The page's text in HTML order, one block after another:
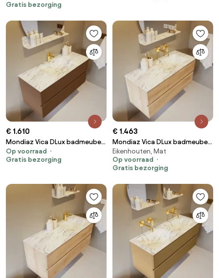
kraangat
Gratis bezorging
€ 1.610
Mondiaz Vica DLux badmeubel
110cm rust 2 lades met
wastafel glace midden 1
Op voorraad
Gratis bezorging
€ 1.463
Mondiaz Vica DLux badmeubel
110cm washed oak 2 lades met
wastafel glace rechts zonder
kraangat
Eikenhouten, Mat
Op voorraad
Gratis bezorging